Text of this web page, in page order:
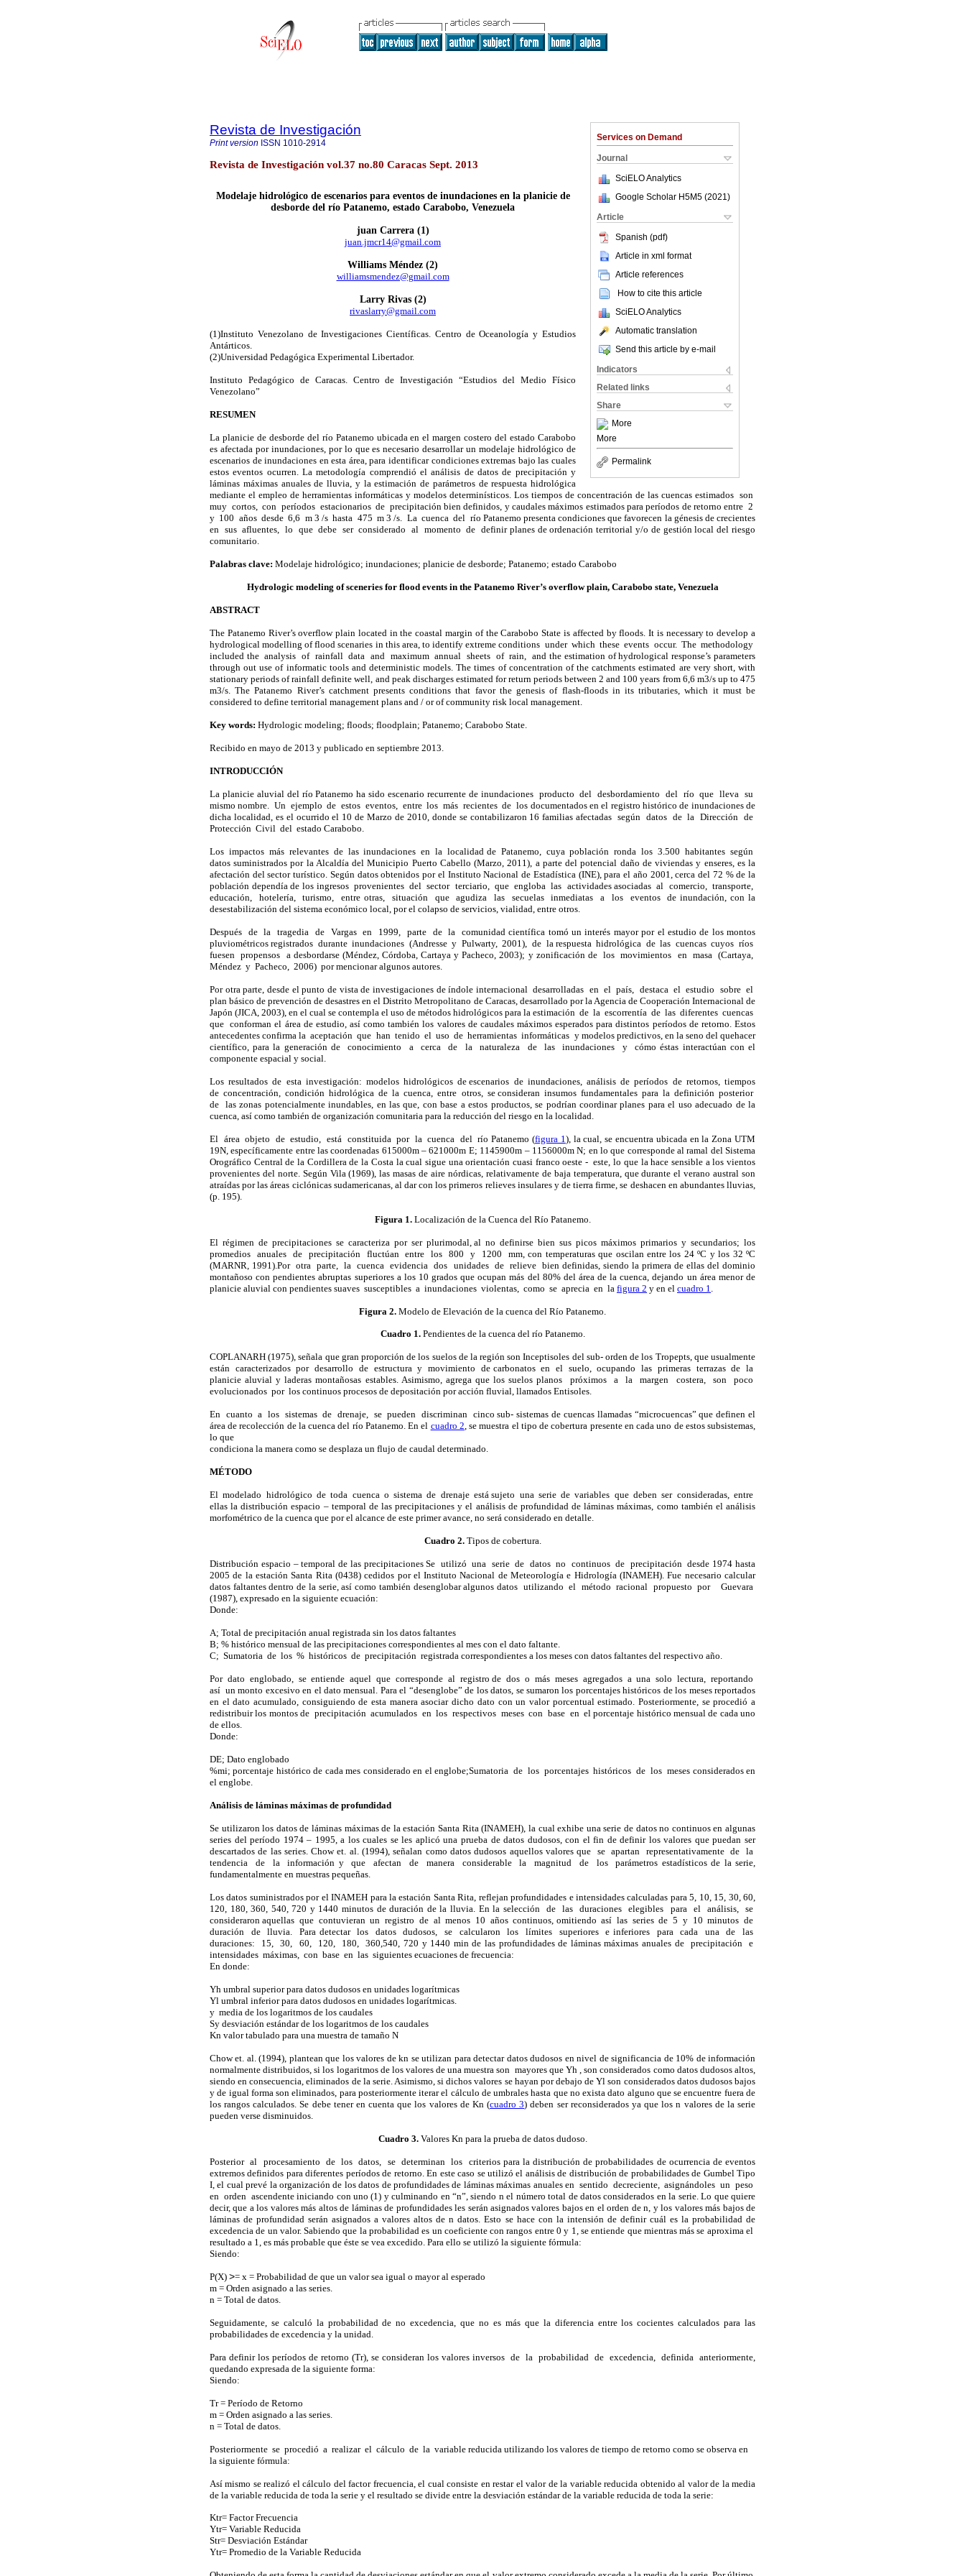
Services on Demand
Journal
SciELO Analytics
Google Scholar H5M5 (2021 )
Article
Spanish (pdf)
Article in xml format
Article references
How to cite this article
SciELO Analytics
Automatic translation
Send this article by e-mail
Indicators
Related links
Share
More
More
Permalink
Revista de Investigación
Print version ISSN 1010-2914
Revista de Investigación vol.37 no.80 Caracas Sept. 2013
Modelaje hidrológico de escenarios para eventos de inundaciones en la planicie de
desborde del río Patanemo, estado Carabobo, Venezuela
juan Carrera (1)
juan.jmcr14@gmail.com
Williams Méndez (2)
williamsmendez@gmail.com
Larry Rivas (2)
rivaslarry@gmail.com
(1)Instituto Venezolano de Investigaciones Científicas. Centro de Oceanología y Estudios
Antárticos.
(2)Universidad Pedagógica Experimental Libertador.
Instituto Pedagógico de Caracas. Centro de Investigación “Estudios del Medio Físico
Venezolano”
RESUMEN
La planicie de desborde del río Patanemo ubicada en el margen costero del estado Carabobo
es afectada por inundaciones, por lo que es necesario desarrollar un modelaje hidrológico de
escenarios de inundaciones en esta área, para identificar condiciones extremas bajo las cuales
estos eventos ocurren. La metodología comprendió el análisis de datos de precipitación y
láminas máximas anuales de lluvia, y la estimación de parámetros de respuesta hidrológica
mediante el empleo de herramientas informáticas y modelos determinísticos. Los tiempos de concentración de las cuencas estimados son
muy cortos, con períodos estacionarios de precipitación bien definidos, y caudales máximos estimados para períodos de retorno entre 2
y 100 años desde 6,6 m 3 /s hasta 475 m 3 /s. La cuenca del río Patanemo presenta condiciones que favorecen la génesis de crecientes
en sus afluentes, lo que debe ser considerado al momento de definir planes de ordenación territorial y/o de gestión local del riesgo
comunitario.
Palabras clave: Modelaje hidrológico; inundaciones; planicie de desborde; Patanemo; estado Carabobo
Hydrologic modeling of sceneries for flood events in the Patanemo River’s overflow plain, Carabobo state, Venezuela
ABSTRACT
The Patanemo River’s overflow plain located in the coastal margin of the Carabobo State is affected by floods. It is necessary to develop a
hydrological modelling of flood scenaries in this area, to identify extreme conditions under which these events occur. The methodology
included the analysis of rainfall data and maximum annual sheets of rain, and the estimation of hydrological response’s parameters
through out use of informatic tools and deterministic models. The times of concentration of the catchments estimated are very short, with
stationary periods of rainfall definite well, and peak discharges estimated for return periods between 2 and 100 years from 6,6 m3/s up to 475
m3/s. The Patanemo River’s catchment presents conditions that favor the genesis of flash-floods in its tributaries, which it must be
considered to define territorial management plans and / or of community risk local management.
Key words: Hydrologic modeling; floods; floodplain; Patanemo; Carabobo State.
Recibido en mayo de 2013 y publicado en septiembre 2013.
INTRODUCCIÓN
La planicie aluvial del río Patanemo ha sido escenario recurrente de inundaciones producto del desbordamiento del río que lleva su
mismo nombre. Un ejemplo de estos eventos, entre los más recientes de los documentados en el registro histórico de inundaciones de
dicha localidad, es el ocurrido el 10 de Marzo de 2010, donde se contabilizaron 16 familias afectadas según datos de la Dirección de
Protección Civil del estado Carabobo.
Los impactos más relevantes de las inundaciones en la localidad de Patanemo, cuya población ronda los 3.500 habitantes según
datos suministrados por la Alcaldía del Municipio Puerto Cabello (Marzo, 2011), a parte del potencial daño de viviendas y enseres, es la
afectación del sector turístico. Según datos obtenidos por el Instituto Nacional de Estadística (INE), para el año 2001, cerca del 72 % de la
población dependía de los ingresos provenientes del sector terciario, que engloba las actividades asociadas al comercio, transporte,
educación, hotelería, turismo, entre otras, situación que agudiza las secuelas inmediatas a los eventos de inundación, con la
desestabilización del sistema económico local, por el colapso de servicios, vialidad, entre otros.
Después de la tragedia de Vargas en 1999, parte de la comunidad científica tomó un interés mayor por el estudio de los montos
pluviométricos registrados durante inundaciones (Andresse y Pulwarty, 2001), de la respuesta hidrológica de las cuencas cuyos ríos
fuesen propensos a desbordarse (Méndez, Córdoba, Cartaya y Pacheco, 2003); y zonificación de los movimientos en masa (Cartaya,
Méndez y Pacheco, 2006) por mencionar algunos autores.
Por otra parte, desde el punto de vista de investigaciones de índole internacional desarrolladas en el país, destaca el estudio sobre el
plan básico de prevención de desastres en el Distrito Metropolitano de Caracas, desarrollado por la Agencia de Cooperación Internacional de
Japón (JICA, 2003), en el cual se contempla el uso de métodos hidrológicos para la estimación de la escorrentía de las diferentes cuencas
que conforman el área de estudio, así como también los valores de caudales máximos esperados para distintos períodos de retorno. Estos
antecedentes confirma la aceptación que han tenido el uso de herramientas informáticas y modelos predictivos, en la seno del quehacer
científico, para la generación de conocimiento a cerca de la naturaleza de las inundaciones y cómo éstas interactúan con el
componente espacial y social.
Los resultados de esta investigación: modelos hidrológicos de escenarios de inundaciones, análisis de períodos de retornos, tiempos
de concentración, condición hidrológica de la cuenca, entre otros, se consideran insumos fundamentales para la definición posterior
de las zonas potencialmente inundables, en las que, con base a estos productos, se podrían coordinar planes para el uso adecuado de la
cuenca, así como también de organización comunitaria para la reducción del riesgo en la localidad.
El área objeto de estudio, está constituida por la cuenca del río Patanemo (figura 1 ), la cual, se encuentra ubicada en la Zona UTM
19N, específicamente entre las coordenadas 615000m – 621000m E; 1145900m – 1156000m N; en lo que corresponde al ramal del Sistema
Orográfico Central de la Cordillera de la Costa la cual sigue una orientación cuasi franco oeste - este, lo que la hace sensible a los vientos
provenientes del norte. Según Vila (1969), las masas de aire nórdicas, relativamente de baja temperatura, que durante el verano austral son
atraídas por las áreas ciclónicas sudamericanas, al dar con los primeros relieves insulares y de tierra firme, se deshacen en abundantes lluvias,
(p. 195).
Figura 1.Localización de la Cuenca del Río Patanemo.
El régimen de precipitaciones se caracteriza por ser plurimodal, al no definirse bien sus picos máximos primarios y secundarios; los
promedios anuales de precipitación fluctúan entre los 800 y 1200 mm, con temperaturas que oscilan entre los 24 ºC y los 32 ºC
(MARNR, 1991).Por otra parte, la cuenca evidencia dos unidades de relieve bien definidas, siendo la primera de ellas del dominio
montañoso con pendientes abruptas superiores a los 10 grados que ocupan más del 80% del área de la cuenca, dejando un área menor de
planicie aluvial con pendientes suaves susceptibles a inundaciones violentas, como se aprecia en la figura 2 y en el cuadro 1
Figura 2. Modelo de Elevación de la cuenca del Río Patanemo.
Cuadro 1.Pendientes de la cuenca del río Patanemo.
COPLANARH (1975), señala que gran proporción de los suelos de la región son Inceptisoles del sub- orden de los Tropepts, que usualmente
están caracterizados por desarrollo de estructura y movimiento de carbonatos en el suelo, ocupando las primeras terrazas de la
planicie aluvial y laderas montañosas estables. Asimismo, agrega que los suelos planos próximos a la margen costera, son poco
evolucionados por los continuos procesos de depositación por acción fluvial, llamados Entisoles.
En cuanto a los sistemas de drenaje, se pueden discriminan cinco sub- sistemas de cuencas llamadas “microcuencas” que definen el
área de recolección de la cuenca del río Patanemo. En el cuadro 2 , se muestra el tipo de cobertura presente en cada uno de estos subsistemas,
lo que
condiciona la manera como se desplaza un flujo de caudal determinado.
MÉTODO
El modelado hidrológico de toda cuenca o sistema de drenaje está sujeto una serie de variables que deben ser consideradas, entre
ellas la distribución espacio – temporal de las precipitaciones y el análisis de profundidad de láminas máximas, como también el análisis
morfométrico de la cuenca que por el alcance de este primer avance, no será considerado en detalle.
Cuadro 2.Tipos de cobertura.
Distribución espacio – temporal de las precipitaciones Se utilizó una serie de datos no continuos de precipitación desde 1974 hasta
2005 de la estación Santa Rita (0438) cedidos por el Instituto Nacional de Meteorología e Hidrología (INAMEH). Fue necesario calcular
datos faltantes dentro de la serie, así como también desenglobar algunos datos utilizando el método racional propuesto por Guevara
(1987), expresado en la siguiente ecuación:
Donde:
A; Total de precipitación anual registrada sin los datos faltantes
B; % histórico mensual de las precipitaciones correspondientes al mes con el dato faltante.
C; Sumatoria de los % históricos de precipitación registrada correspondientes a los meses con datos faltantes del respectivo año.
Por dato englobado, se entiende aquel que corresponde al registro de dos o más meses agregados a una solo lectura, reportando
así un monto excesivo en el dato mensual. Para el “desenglobe” de los datos, se sumaron los porcentajes históricos de los meses reportados
en el dato acumulado, consiguiendo de esta manera asociar dicho dato con un valor porcentual estimado. Posteriormente, se procedió a
redistribuir los montos de precipitación acumulados en los respectivos meses con base en el porcentaje histórico mensual de cada uno
de ellos.
Donde:
DE; Dato englobado
%mi; porcentaje histórico de cada mes considerado en el englobe;Sumatoria de los porcentajes históricos de los meses considerados en
el englobe.
Análisis de láminas máximas de profundidad
Se utilizaron los datos de láminas máximas de la estación Santa Rita (INAMEH), la cual exhibe una serie de datos no continuos en algunas
series del período 1974 – 1995, a los cuales se les aplicó una prueba de datos dudosos, con el fin de definir los valores que puedan ser
descartados de las series. Chow et. al. (1994), señalan como datos dudosos aquellos valores que se apartan representativamente de la
tendencia de la información y que afectan de manera considerable la magnitud de los parámetros estadísticos de la serie,
fundamentalmente en muestras pequeñas.
Los datos suministrados por el INAMEH para la estación Santa Rita, reflejan profundidades e intensidades calculadas para 5, 10, 15, 30, 60,
120, 180, 360, 540, 720 y 1440 minutos de duración de la lluvia. En la selección de las duraciones elegibles para el análisis, se
consideraron aquellas que contuvieran un registro de al menos 10 años continuos, omitiendo así las series de 5 y 10 minutos de
duración de lluvia. Para detectar los datos dudosos, se calcularon los límites superiores e inferiores para cada una de las
duraciones: 15, 30, 60, 120, 180, 360,540, 720 y 1440 min de las profundidades de láminas máximas anuales de precipitación e
intensidades máximas, con base en las siguientes ecuaciones de frecuencia:
En donde:
Yh umbral superior para datos dudosos en unidades logarítmicas
Yl umbral inferior para datos dudosos en unidades logarítmicas.
y media de los logaritmos de los caudales
Sy desviación estándar de los logaritmos de los caudales
Kn valor tabulado para una muestra de tamaño N
Chow et. al. (1994), plantean que los valores de kn se utilizan para detectar datos dudosos en nivel de significancia de 10% de información
normalmente distribuidos, si los logaritmos de los valores de una muestra son mayores que Yh , son considerados como datos dudosos altos,
siendo en consecuencia, eliminados de la serie. Asimismo, si dichos valores se hayan por debajo de Yl son considerados datos dudosos bajos
y de igual forma son eliminados, para posteriormente iterar el cálculo de umbrales hasta que no exista dato alguno que se encuentre fuera de
los rangos calculados. Se debe tener en cuenta que los valores de Kn (cuadro 3) deben ser reconsiderados ya que los n valores de la serie
pueden verse disminuidos.
Cuadro 3.Valores Kn para la prueba de datos dudoso.
Posterior al procesamiento de los datos, se determinan los criterios para la distribución de probabilidades de ocurrencia de eventos
extremos definidos para diferentes períodos de retorno. En este caso se utilizó el análisis de distribución de probabilidades de Gumbel Tipo
I, el cual prevé la organización de los datos de profundidades de láminas máximas anuales en sentido decreciente, asignándoles un peso
en orden ascendente iniciando con uno (1) y culminando en “n”, siendo n el número total de datos considerados en la serie. Lo que quiere
decir, que a los valores más altos de láminas de profundidades les serán asignados valores bajos en el orden de n, y los valores más bajos de
láminas de profundidad serán asignados a valores altos de n datos. Esto se hace con la intensión de definir cuál es la probabilidad de
excedencia de un valor. Sabiendo que la probabilidad es un coeficiente con rangos entre 0 y 1, se entiende que mientras más se aproxima el
resultado a 1, es más probable que éste se vea excedido. Para ello se utilizó la siguiente fórmula:
Siendo:
P(X) >= x = Probabilidad de que un valor sea igual o mayor al esperado
m = Orden asignado a las series.
n = Total de datos.
Seguidamente, se calculó la probabilidad de no excedencia, que no es más que la diferencia entre los cocientes calculados para las
probabilidades de excedencia y la unidad.
Para definir los períodos de retorno (Tr), se consideran los valores inversos de la probabilidad de excedencia, definida anteriormente,
quedando expresada de la siguiente forma:
Siendo:
Tr = Período de Retorno
m = Orden asignado a las series.
n = Total de datos.
Posteriormente se procedió a realizar el cálculo de la variable reducida utilizando los valores de tiempo de retorno como se observa en
la siguiente fórmula:
Así mismo se realizó el cálculo del factor frecuencia, el cual consiste en restar el valor de la variable reducida obtenido al valor de la media
de la variable reducida de toda la serie y el resultado se divide entre la desviación estándar de la variable reducida de toda la serie:
Ktr= Factor Frecuencia
Ytr= Variable Reducida
Str= Desviación Estándar
Ytr= Promedio de la Variable Reducida